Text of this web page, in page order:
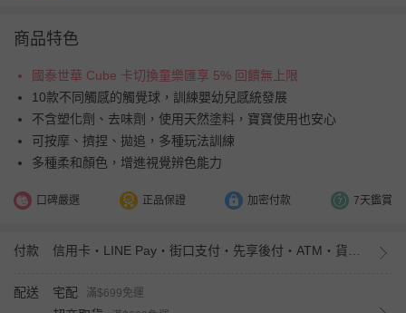
商品特色
國泰世華 Cube 卡切換童樂匯享 5% 回饋無上限
10款不同觸感的觸覺球，訓練嬰幼兒感統發展
不含塑化劑、去味劑，使用天然塗料，寶寶使用也安心
可按摩、擠捏、拋追，多種玩法訓練
多種柔和顏色，增進視覺辨色能力
口碑嚴選 正品保證 加密付款 7天鑑賞
付款
配送 宅配 滿$699免運